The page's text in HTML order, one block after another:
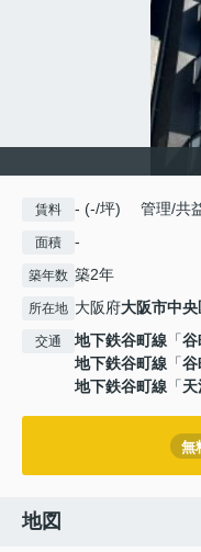
賃料 - (-/坪) 管理/共
面積 -
築年数 築2年
所在地 大阪府大阪市中央
交通 地下鉄谷町線 「谷
地下鉄谷町線 「谷
地下鉄谷町線 「
無
地図